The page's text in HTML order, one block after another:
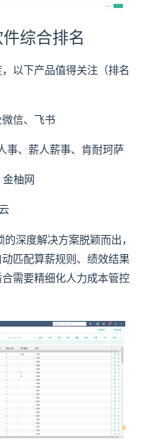
综合排名
以下产品值得关注（排名
信、飞书
事、薪人薪事、肯耐珂萨
柚网
深度解决方案脱颖而出，
匹配算薪规则、绩效结果
需要精细化人力成本管控